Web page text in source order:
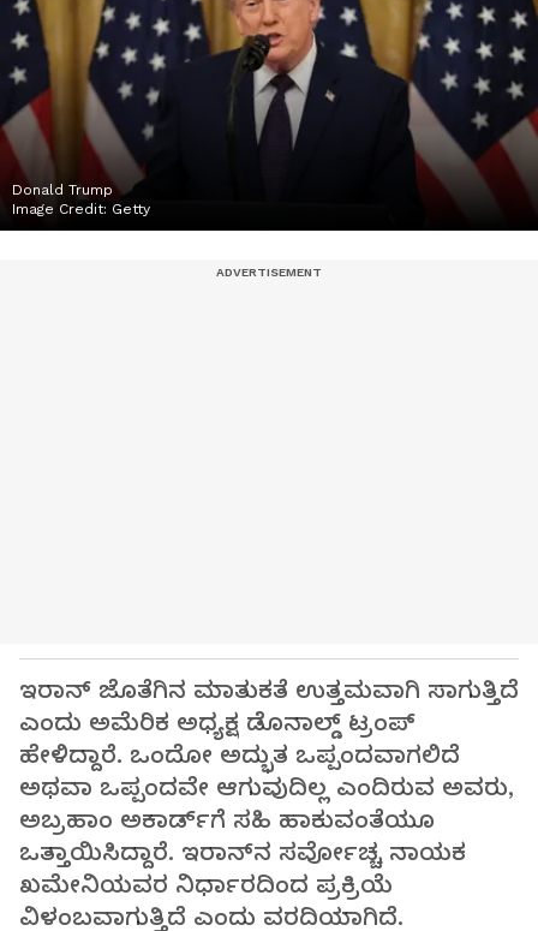
Donald Trump
Image Credit: Getty
ಇರಾನ್‌ ಜೊತೆಗಿನ ಮಾತುಕತೆ ಉತ್ತಮವಾಗಿ ಸಾಗುತ್ತಿದೆ
ಎಂದು ಅಮೆರಿಕ ಅಧ್ಯಕ್ಷ ಡೊನಾಲ್ಡ್‌ ಟ್ರಂಪ್‌
ಹೇಳಿದ್ದಾರೆ. ಒಂದೋ ಅದ್ಭುತ ಒಪ್ಪಂದವಾಗಲಿದೆ
ಅಥವಾ ಒಪ್ಪಂದವೇ ಆಗುವುದಿಲ್ಲ ಎಂದಿರುವ ಅವರು,
ಅಬ್ರಹಾಂ ಅಕಾರ್ಡ್‌ಗೆ ಸಹಿ ಹಾಕುವಂತೆಯೂ
ಒತ್ತಾಯಿಸಿದ್ದಾರೆ. ಇರಾನ್‌ನ ಸರ್ವೋಚ್ಚ ನಾಯಕ
ಖಮೇನಿಯವರ ನಿರ್ಧಾರದಿಂದ ಪ್ರಕ್ರಿಯೆ
ವಿಳಂಬವಾಗುತ್ತಿದೆ ಎಂದು ವರದಿಯಾಗಿದೆ.